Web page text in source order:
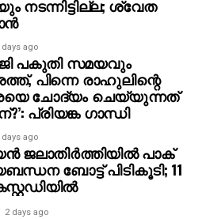
days ago
പകുതി സമയവും
പിന്നെ രാഹുലിന്റെ
ചോദ്യം ചെയ്യുന്നത്
പ്രിയങ്ക ഗാന്ധി
days ago
ജലാതിര്‍ത്തിയില്‍ പാക്
ബോട്ട് പിടികൂടി; 11
2 days ago
ശ്രമം; രണ്ട് പേരെ
പിടികൂടി